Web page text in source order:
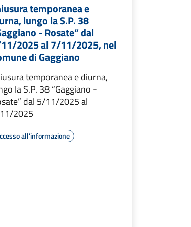
temporanea e
lungo la S.P. 38
- Rosate” dal
2025 al 7/11/2025, nel
di Gaggiano
temporanea e diurna,
la S.P. 38 “Gaggiano -
dal 5/11/2025 al
2025
all'informazione